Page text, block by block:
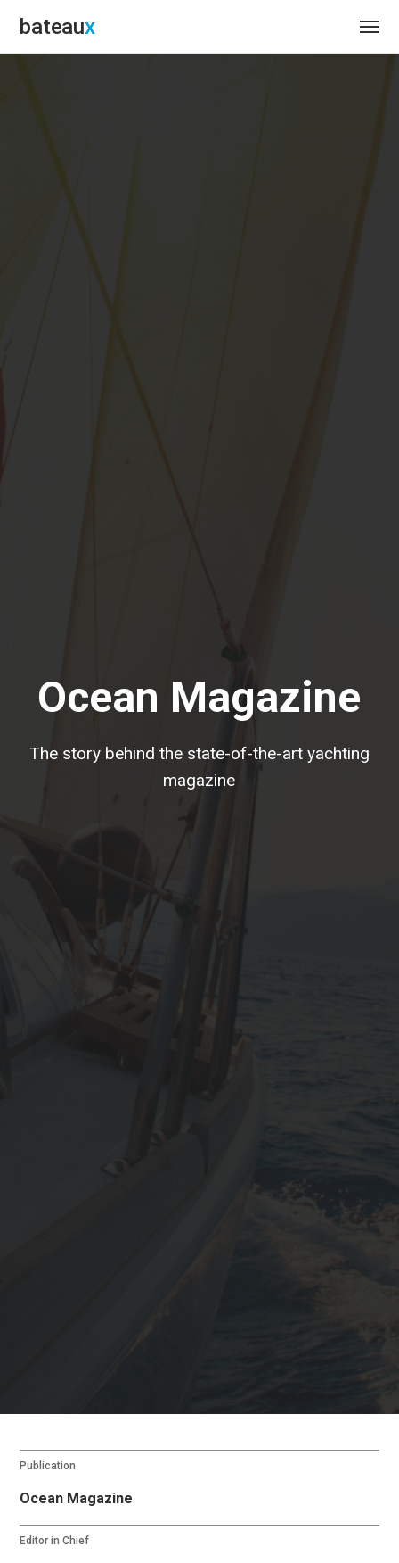
bateau
Ocean Magazine
The story behind the state-of-the-art yachting
magazine
Publication
Ocean Magazine
Editor in Chief